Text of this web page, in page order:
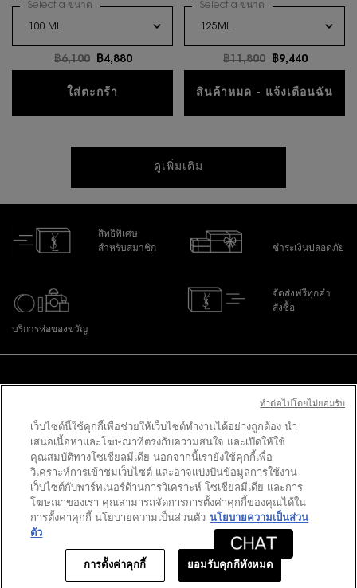
Select a ขนาด for นํ้าหอมผู้ชาย Y EAU DE PARFUM
ราคาเก่า
฿6,100 ราคาใหม่
฿4,880
ใส่ตะกร้า นํ้าหอมผู้ชาย Y EAU DE PARFUM
Select a ขนาด for น้ำหอม LE
ราคาเก่า
฿11,800 ราคาใหม่
฿9,440
สินค้าหมด - แจ้งเตือนฉัน
ดูเพิ่มเติม
สิทธิพิเศษ
สำหรับสมาชิก
ชำระเงินปลอดภัย
บริการห่อของขวัญ
จัดส่งฟรีทุกคำ
สั่งซื้อ
PURCHASE OPTION
฿ - TH (TH)
© 2020 YSL Beauty
ข้อตกลงและเงื่อนไข Site Map
ข้อเสนอพิเศษออนไลน์
เว็บไซต์นี้ใช้คุกกี้เพื่อช่วยให้เว็บไซต์ทำงานได้อย่างถูกต้อง นำ
เสนอเนื้อหาและโฆษณาที่ตรงกับความสนใจ และเปิดให้ใช้
คุณสมบัติทางโซเชียลมีเดีย นอกจากนี้เรายังใช้คุกกี้เพื่อ
วิเคราะห์การเข้าชมเว็บไซต์ และอาจแบ่งปันข้อมูลการใช้งาน
เว็บไซต์กับพาร์ทเนอร์ด้านการวิเคราะห์ โซเชียลมีเดีย และการ
โฆษณาของเรา คุณสามารถจัดการการตั้งค่าคุกกี้ของคุณได้ใน
การตั้งค่าคุกกี้ นโยบายความเป็นส่วนตัว นโยบายความเป็นส่วน
ตัว
การตั้งค่าคุกกี้ ยอมรับคุกกี้ทั้งหมด
ทําต่อไปโดยไม่ยอมรับ